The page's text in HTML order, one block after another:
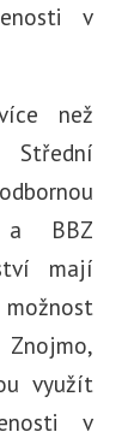
v
než
a BBZ
mají
využít
v